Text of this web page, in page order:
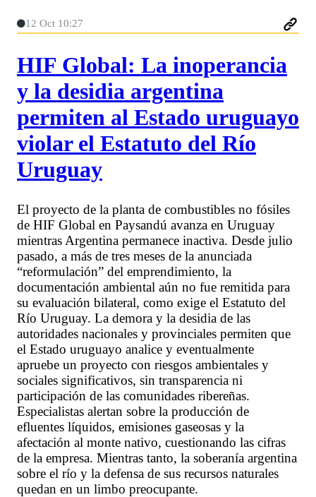
12 Oct 10:27
HIF Global: La inoperancia
y la desidia argentina
permiten al Estado uruguayo
violar el Estatuto del Río
Uruguay
El proyecto de la planta de combustibles no fósiles
de HIF Global en Paysandú avanza en Uruguay
mientras Argentina permanece inactiva. Desde julio
pasado, a más de tres meses de la anunciada
“reformulación” del emprendimiento, la
documentación ambiental aún no fue remitida para
su evaluación bilateral, como exige el Estatuto del
Río Uruguay. La demora y la desidia de las
autoridades nacionales y provinciales permiten que
el Estado uruguayo analice y eventualmente
apruebe un proyecto con riesgos ambientales y
sociales significativos, sin transparencia ni
participación de las comunidades ribereñas.
Especialistas alertan sobre la producción de
efluentes líquidos, emisiones gaseosas y la
afectación al monte nativo, cuestionando las cifras
de la empresa. Mientras tanto, la soberanía argentina
sobre el río y la defensa de sus recursos naturales
quedan en un limbo preocupante.